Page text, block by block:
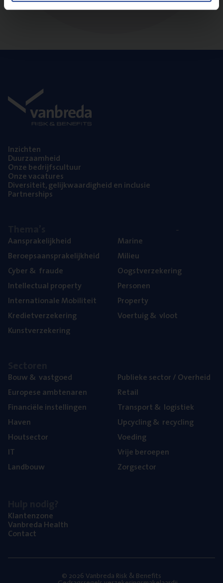
Inzich­ten
Duur­zaam­heid
Onze bedrijfs­cul­tuur
Onze vaca­tu­res
Diver­si­teit, gelijk­waar­dig­heid en inclusie
Part­ner­ships
Aan­spra­ke­lijk­heid
Beroeps­aan­spra­ke­lijk­heid
Cyber& fraude
Intel­lec­tu­al property
Inter­na­ti­o­na­le Mobiliteit
Kre­diet­ver­ze­ke­ring
Kunst­ver­ze­ke­ring
Mari­ne
Mili­eu
Oogst­ver­ze­ke­ring
Per­so­nen
Pro­per­ty
Voer­tuig& vloot
Bouw& vastgoed
Euro­pe­se ambtenaren
Finan­ci­ë­le instellingen
Haven
Hout­sec­tor
IT
Land­bouw
Publie­ke sec­tor / Overheid
Retail
Trans­port& logistiek
Upcy­cling& recycling
Voe­ding
Vrije beroe­pen
Zorg­sec­tor
Klan­ten­zo­ne
Van­b­re­da Health
Con­tact
© 2026 Vanbreda Risk & Benefits